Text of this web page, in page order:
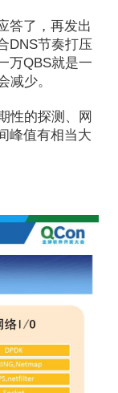
答了，再发出
DNS节奏打压
万QBS就是一
减少。
性的探测、网
峰值有相当大